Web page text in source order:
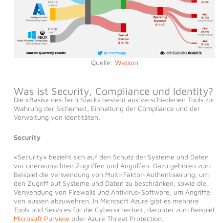
Quelle: Watson
Was ist Security, Compliance und Identity?
Die «Basis» des Tech Stacks besteht aus verschiedenen Tools zur
Wahrung der Sicherheit, Einhaltung der Compliance und der
Verwaltung von Identitäten.
Security
«Security» bezieht sich auf den Schutz der Systeme und Daten
vor unerwünschten Zugriffen und Angriffen. Dazu gehören zum
Beispiel die Verwendung von Multi-Faktor-Authentisierung, um
den Zugriff auf Systeme und Daten zu beschränken, sowie die
Verwendung von Firewalls und Antivirus-Software, um Angriffe
von aussen abzuwehren. In Microsoft Azure gibt es mehrere
Tools und Services für die Cybersicherheit, darunter zum Beispiel
Microsoft Purviewoder Azure Threat Protection.